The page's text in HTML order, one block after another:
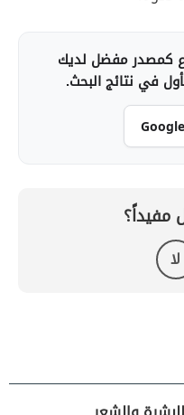
كمصدر مفضل لديك
في نتائج البحث.
مفيداً؟
لا